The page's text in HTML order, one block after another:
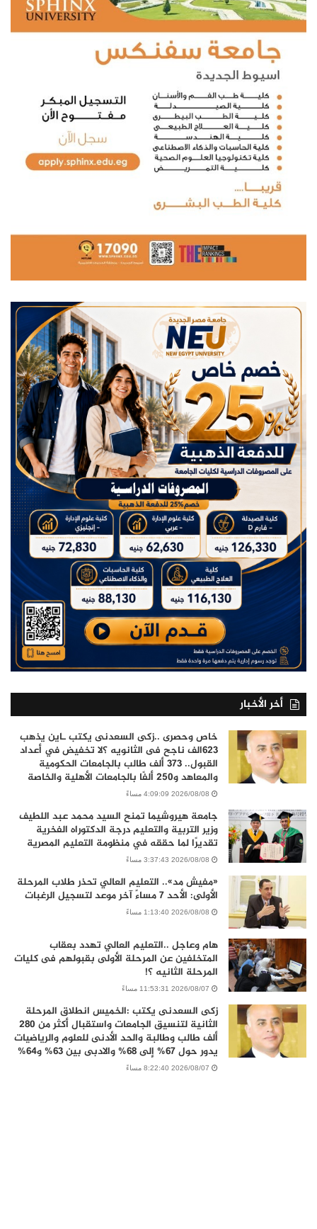
أخر الأخبار
خاص وحصرى ..زكى السعدنى يكتب ـاين يذهب
٦٢٣الف ناجح فى الثانويه ؟لا تخفيض في أعداد
القبول.. 373 ألف طالب بالجامعات الحكومية
والمعاهد و250 ألفًا بالجامعات الأهلية والخاصة
2026/08/08 4:09:09 مساءً
جامعة هيروشيما تمنح السيد محمد عبد اللطيف
وزير التربية والتعليم درجة الدكتوراه الفخرية
تقديرًا لما حققه في منظومة التعليم المصرية
2026/08/08 3:37:43 مساءً
«مفيش مد».. التعليم العالي تحذر طلاب المرحلة
الأولى: الأحد 7 مساءً آخر موعد لتسجيل الرغبات
2026/08/08 1:13:40 مساءً
هام وعاجل ..التعليم العالي تهدد بعقاب
المتخلفين عن المرحلة الأولى بقبولهم فى كليات
المرحلة الثانيه ؟!
2026/08/07 11:53:31 مساءً
زكى السعدنى يكتب :الخميس انطلاق المرحلة
الثانية لتنسيق الجامعات واستقبال أكثر من 280
ألف طالب وطالبة والحد الأدنى للعلوم والرياضيات
يدور حول 67% إلى 68% والادبى بين 63% و64%
2026/08/07 8:22:40 مساءً